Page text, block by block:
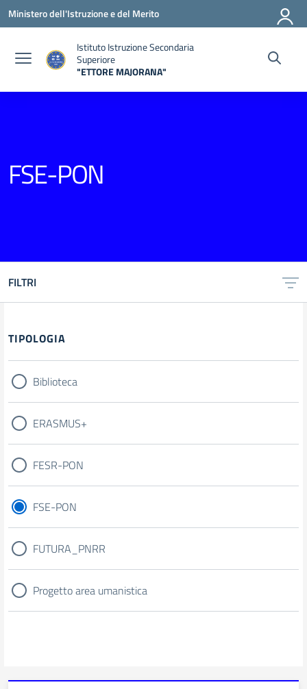
Vai ai contenuti
Vai al menu di navigazione
Vai al footer
Ministero dell'Istruzione e del Merito
Istituto Istruzione Secondaria
Superiore
"ETTORE MAJORANA"
FSE-PON
FILTRI
Filtri
TIPOLOGIA
Biblioteca
ERASMUS+
FESR-PON
FSE-PON
FUTURA_PNRR
Progetto area umanistica